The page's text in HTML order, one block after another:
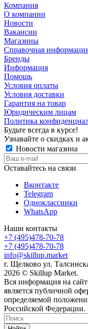
Компания
О компании
Новости
Вакансии
Магазины
Справочная
Бренды
Информация
Помощь
Условия оплаты
Условия доставки
Гарантия на товар
Юридическим лицам
Политика
Будьте всегда в курсе!
Узнавайте о скидках и
Новости магазина
Оставайтесь на связи
Вконтакте
Telegram
Одноклассники
WhatsApp
Наши контакты
+7 (495)478-70-78
+7 (495)478-70-78
info@skillup.market
г. Щелково ул.
2026 © Skillup Market.
Вся информация на
является публичной
определяемой
Российской Федерации.